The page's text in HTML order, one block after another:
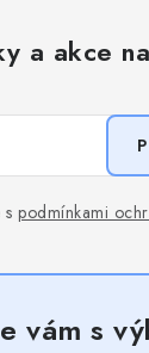
a akce
podmínkami
vám s